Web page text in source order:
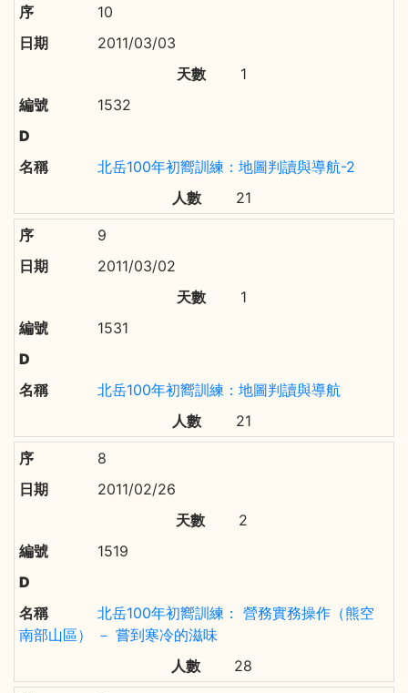
10
2011/03/03
1
1532
北岳100年初嚮訓練：地圖判讀與導航-2
21
9
2011/03/02
1
1531
北岳100年初嚮訓練：地圖判讀與導航
21
8
2011/02/26
2
1519
北岳100年初嚮訓練： 營務實務操作（熊空
南部山區） － 嘗到寒冷的滋味
28